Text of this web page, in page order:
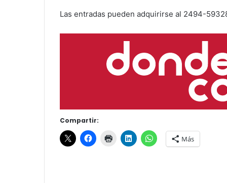
Las entradas pueden adquirirse al 2494-
Compartir:
Más